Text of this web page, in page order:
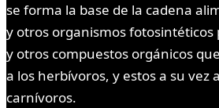
se forma la base de la cadena
y otros organismos fotosintéticos
y otros compuestos orgánicos
a los herbívoros, y estos a su vez
carnívoros.